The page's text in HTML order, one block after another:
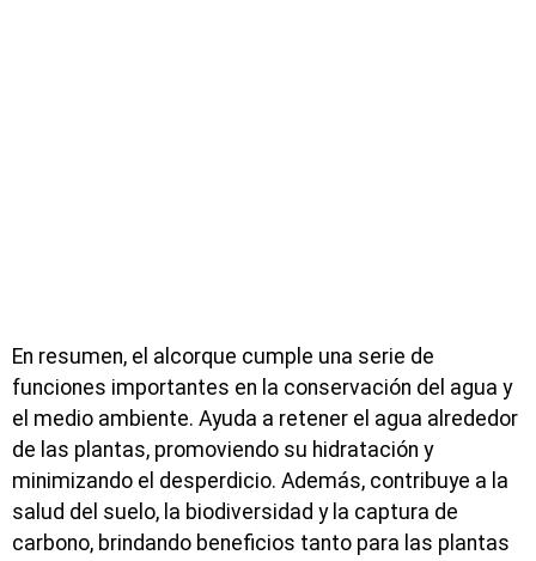
En resumen, el alcorque cumple una serie de
funciones importantes en la conservación del agua y
el medio ambiente. Ayuda a retener el agua alrededor
de las plantas, promoviendo su hidratación y
minimizando el desperdicio. Además, contribuye a la
salud del suelo, la biodiversidad y la captura de
carbono, brindando beneficios tanto para las plantas